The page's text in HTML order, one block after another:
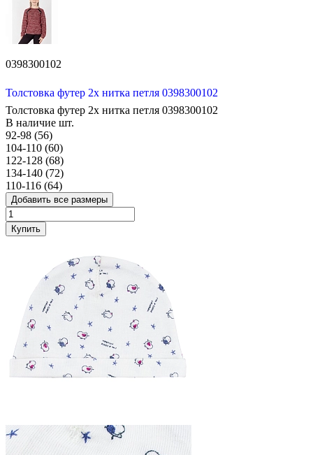
0398300102
Толстовка футер 2х нитка петля 0398300102
Толстовка футер 2х нитка петля 0398300102
В наличие шт.
92-98 (56)
104-110 (60)
122-128 (68)
134-140 (72)
110-116 (64)
Добавить все размеры
Купить